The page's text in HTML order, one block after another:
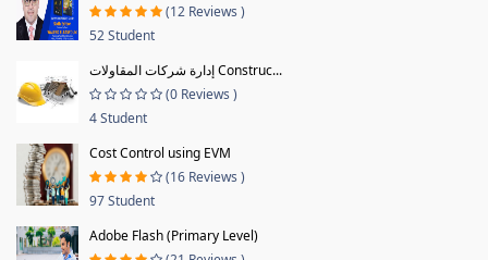
(12 Reviews )
52 Student
إدارة شركات المقاولات Construc...
(0 Reviews )
4 Student
Cost Control using EVM
(16 Reviews )
97 Student
Adobe Flash (Primary Level)